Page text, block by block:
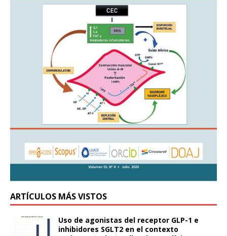
ARTÍCULOS MÁS VISTOS
Uso de agonistas del receptor GLP-1 e
inhibidores SGLT2 en el contexto